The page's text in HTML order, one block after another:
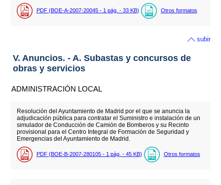
PDF (BOE-A-2007-20045 - 1 pág. - 33 KB) Otros formatos
subir
V. Anuncios. - A. Subastas y concursos de
obras y servicios
ADMINISTRACIÓN LOCAL
Resolución del Ayuntamiento de Madrid por el que se anuncia la
adjudicación pública para contratar el Suministro e instalación de un
simulador de Conducción de Camión de Bomberos y su Recinto
provisional para el Centro Integral de Formación de Seguridad y
Emergencias del Ayuntamiento de Madrid.
PDF (BOE-B-2007-280105 - 1 pág. - 45 KB) Otros formatos